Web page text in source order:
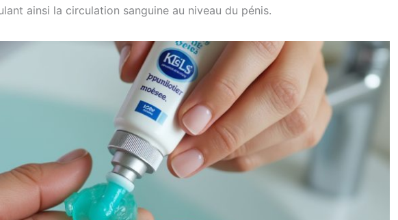
ainsi la circulation sanguine au niveau du pénis.